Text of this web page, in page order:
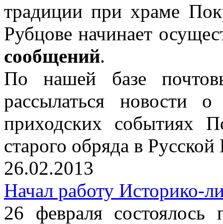
традиции при храме
Рубцове начинает
сообщений.
По нашей базе
рассылаться новости
приходских событиях
старого обряда в
26.02.2013
Начал работу Историко-
26 февраля состоялось